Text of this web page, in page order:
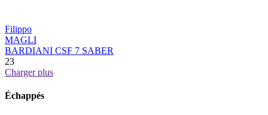
Filippo
MAGLI
BARDIANI CSF 7 SABER
23
Charger plus
Échappés